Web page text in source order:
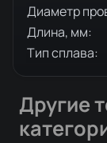
Диаметр
Длина, мм:
Тип сплава:
Другие